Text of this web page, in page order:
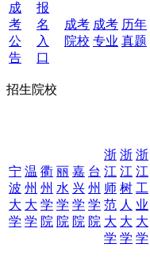
成
考
公
告
报
名
入
口
成考
院校
成考
专业
历年
真题
招生院校
宁
波
大
学
温
州
大
学
衢
州
学
院
丽
水
学
院
嘉
兴
学
院
台
州
学
院
浙
江
师
范
大
学
浙
江
树
人
大
学
浙
江
工
业
大
学